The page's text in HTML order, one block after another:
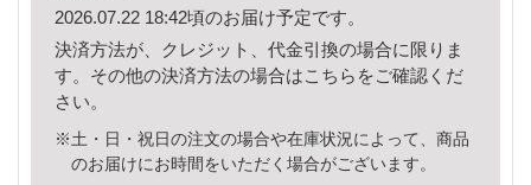
2026.07.22 18:42頃のお届け予定です。
決済方法が、クレジット、代金引換の場合に限りま
す。その他の決済方法の場合はこちら をご確認くだ
さい。
※土・日・祝日の注文の場合や在庫状況によって、商品
のお届けにお時間をいただく場合がございます。